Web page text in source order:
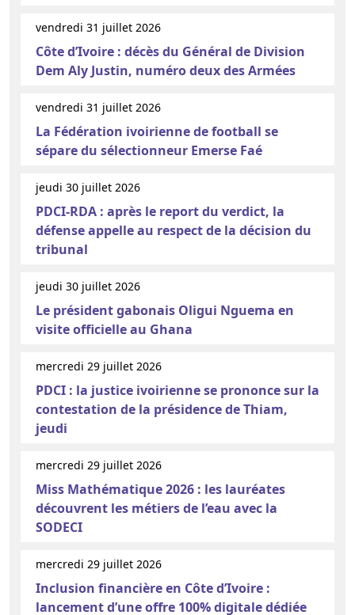
vendredi 31 juillet 2026
Côte d’Ivoire : décès du Général de Division
Dem Aly Justin, numéro deux des Armées
vendredi 31 juillet 2026
La Fédération ivoirienne de football se
sépare du sélectionneur Emerse Faé
jeudi 30 juillet 2026
PDCI-RDA : après le report du verdict, la
défense appelle au respect de la décision du
tribunal
jeudi 30 juillet 2026
Le président gabonais Oligui Nguema en
visite officielle au Ghana
mercredi 29 juillet 2026
PDCI : la justice ivoirienne se prononce sur la
contestation de la présidence de Thiam,
jeudi
mercredi 29 juillet 2026
Miss Mathématique 2026 : les lauréates
découvrent les métiers de l’eau avec la
SODECI
mercredi 29 juillet 2026
Inclusion financière en Côte d’Ivoire :
lancement d’une offre 100% digitale dédiée